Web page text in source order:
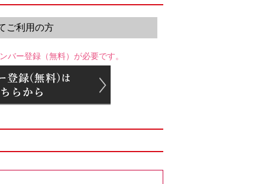
ご利用の方
バー登録（無料）が必要です。